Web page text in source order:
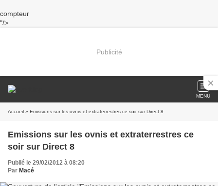
compteur
"/>
Publicité
MENU
Accueil » Emissions sur les ovnis et extraterrestres ce soir sur Direct 8
Emissions sur les ovnis et extraterrestres ce
soir sur Direct 8
Publié le 29/02/2012 à 08:20
Par Macé